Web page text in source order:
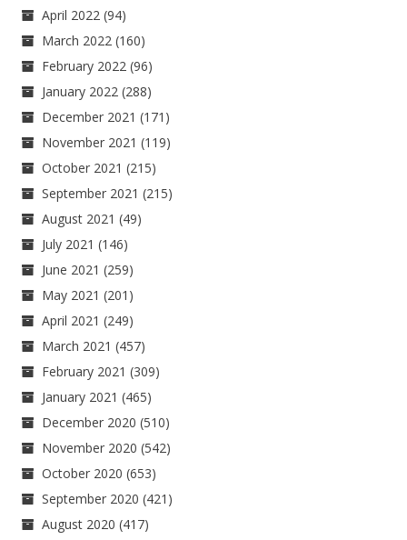
April 2022 (94)
March 2022 (160)
February 2022 (96)
January 2022 (288)
December 2021 (171)
November 2021 (119)
October 2021 (215)
September 2021 (215)
August 2021 (49)
July 2021 (146)
June 2021 (259)
May 2021 (201)
April 2021 (249)
March 2021 (457)
February 2021 (309)
January 2021 (465)
December 2020 (510)
November 2020 (542)
October 2020 (653)
September 2020 (421)
August 2020 (417)